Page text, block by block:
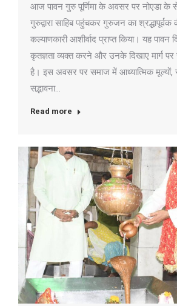
आज पावन गुरु पूर्णिमा के अवसर पर नोएडा के
गुरुद्वारा साहिब पहुंचकर गुरुजन का
कल्याणकारी आशीर्वाद प्राप्त किया। यह पावन
कृतज्ञता व्यक्त करने और उनके दिखाए मार्ग
है। इस अवसर पर समाज में आध्यात्मिक मूल्यों,
सद्भावना…
Read more